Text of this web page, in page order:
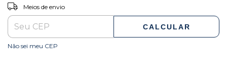
Entregas para o CEP:
Meios de envio
CALCULAR
Não sei meu CEP